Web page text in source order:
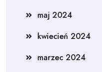
maj 2024
kwiecień 2024
marzec 2024